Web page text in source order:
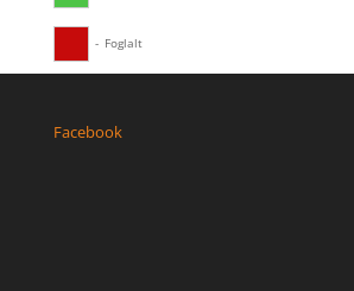
- Foglalt
Facebook